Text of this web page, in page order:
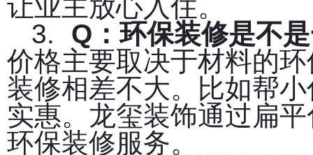
让业主放心入住。
3.
Q ：环保装修是不
价格主要取决于材料的
装修相差不大。比如帮
实惠。龙玺装饰通过扁
环保装修服务。